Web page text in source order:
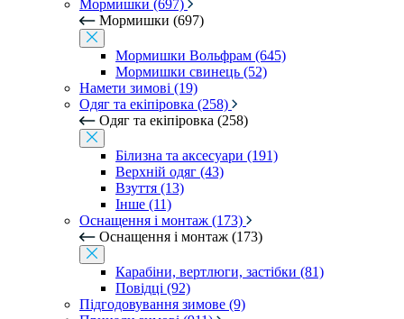
Мормишки (697)
Мормишки (697)
Мормишки Вольфрам (645)
Мормишки свинець (52)
Намети зимові (19)
Одяг та екіпіровка (258)
Одяг та екіпіровка (258)
Білизна та аксесуари (191)
Верхній одяг (43)
Взуття (13)
Інше (11)
Оснащення і монтаж (173)
Оснащення і монтаж (173)
Карабіни, вертлюги, застібки (81)
Повідці (92)
Підгодовування зимове (9)